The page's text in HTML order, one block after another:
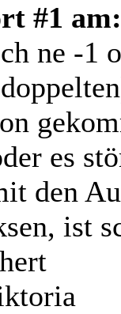
#1 am:
ne -1
es
den
ist